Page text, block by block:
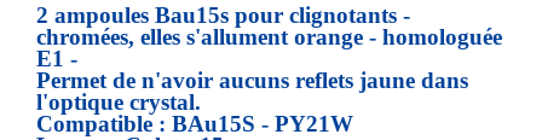
2 ampoules Bau15s pour clignotants -
chromées, elles s'allument orange - homologuée
E1 -
Permet de n'avoir aucuns reflets jaune dans
l'optique crystal.
Compatible : BAu15S - PY21W